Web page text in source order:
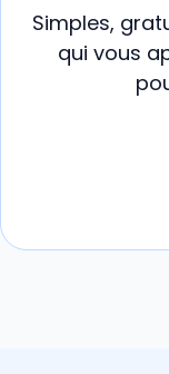
Simples,
qui vous